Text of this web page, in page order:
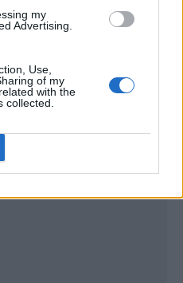
my
Advertising.
Use,
of my
with the
collected.